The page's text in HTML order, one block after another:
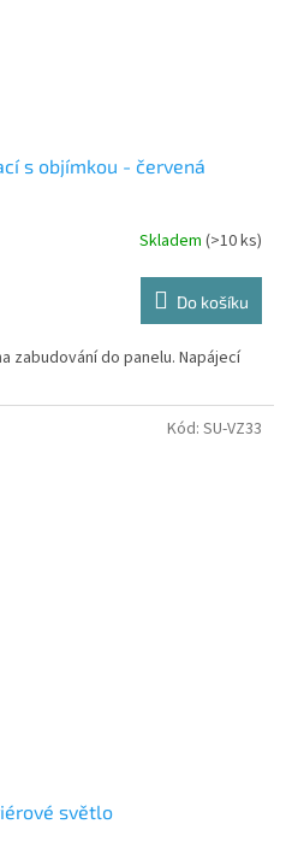
s objímkou - červená
Skladem (>10 ks)
Do košíku
zabudování do panelu. Napájecí
světlo
Kód: SU-VZ33